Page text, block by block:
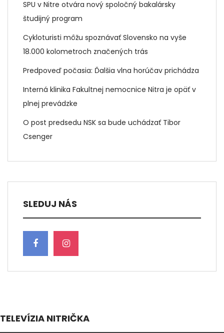
SPU v Nitre otvára nový spoločný bakalársky
študijný program
Cykloturisti môžu spoznávať Slovensko na vyše
18.000 kolometroch značených trás
Predpoveď počasia: Ďalšia vlna horúčav prichádza
Interná klinika Fakultnej nemocnice Nitra je opäť v
plnej prevádzke
O post predsedu NSK sa bude uchádzať Tibor
Csenger
SLEDUJ NÁS
TELEVÍZIA NITRIČKA